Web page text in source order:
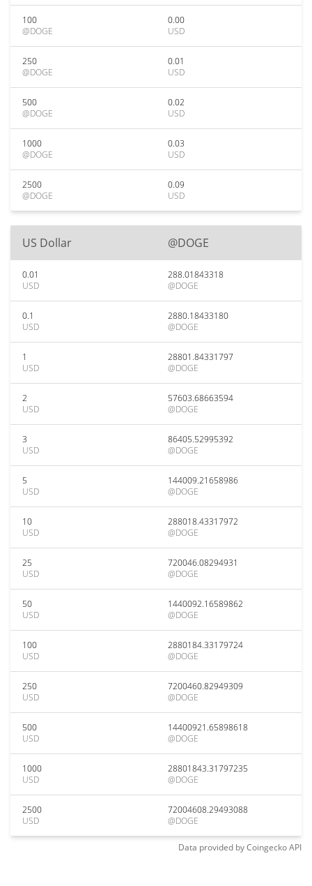
100
@DOGE
0.00
USD
250
@DOGE
0.01
USD
500
@DOGE
0.02
USD
1000
@DOGE
0.03
USD
2500
@DOGE
0.09
USD
US Dollar @DOGE
0.01
USD
288.01843318
@DOGE
0.1
USD
2880.18433180
@DOGE
1
USD
28801.84331797
@DOGE
2
USD
57603.68663594
@DOGE
3
USD
86405.52995392
@DOGE
5
USD
144009.21658986
@DOGE
10
USD
288018.43317972
@DOGE
25
USD
720046.08294931
@DOGE
50
USD
1440092.16589862
@DOGE
100
USD
2880184.33179724
@DOGE
250
USD
7200460.82949309
@DOGE
500
USD
14400921.65898618
@DOGE
1000
USD
28801843.31797235
@DOGE
2500
USD
72004608.29493088
@DOGE
Data provided byCoingeckoAPI